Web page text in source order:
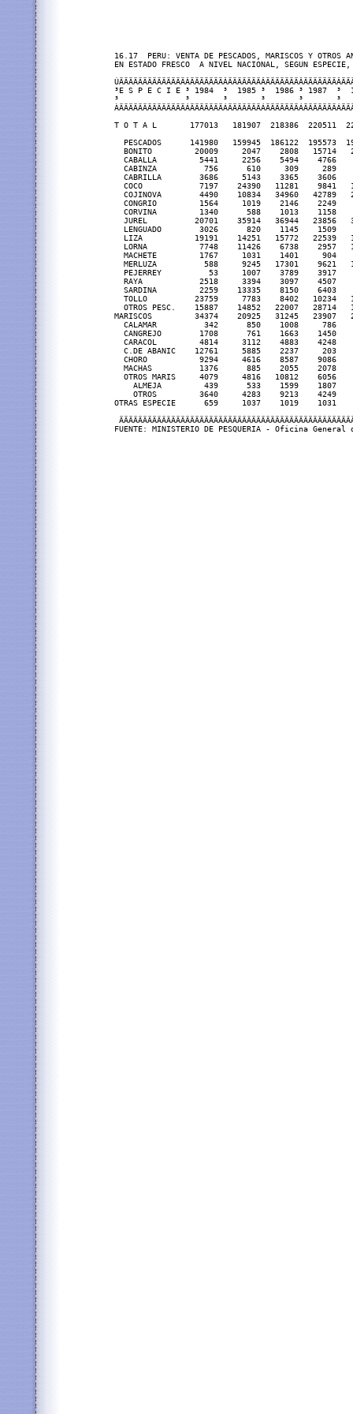
16.17  PERU: VENTA DE PESCADOS, MARISCOS Y OTROS
EN ESTADO FRESCO  A NIVEL NACIONAL, SEGUN
³E S P E C I E ³ 1984  ³  1985 ³  1986 ³ 1987  ³
³              ³       ³       ³       ³       ³
T O T A L       177013   181907  218386  220511
PESCADOS      141980   159945  186122  195573
BONITO         20009     2047    2808   15714
CABALLA         5441     2256    5494    4766
CABINZA          756      610     309     289
CABRILLA        3686     5143    3365    3606
COCO            7197    24390   11281    9841
COJINOVA        4490    10834   34960   42789
CONGRIO         1564     1019    2146    2249
CORVINA         1340      588    1013    1158
JUREL          20701    35914   36944   23856
LENGUADO        3026      820    1145    1509
LIZA           19191    14251   15772   22539
LORNA           7748    11426    6738    2957
MACHETE         1767     1031    1401     904
MERLUZA          588     9245   17301    9621
PEJERREY          53     1007    3789    3917
RAYA            2518     3394    3097    4507
SARDINA         2259    13335    8150    6403
TOLLO          23759     7783    8402   10234
OTROS PESC.    15887    14852   22007   28714
MARISCOS         34374    20925   31245   23907
CALAMAR          342      850    1008     786
CANGREJO        1708      761    1663    1450
CARACOL         4814     3112    4883    4248
C.DE ABANIC    12761     5885    2237     203
CHORO           9294     4616    8587    9086
MACHAS          1376      885    2055    2078
OTROS MARIS     4079     4816   10812    6056
ALMEJA         439      533    1599    1807
OTROS         3640     4283    9213    4249
OTRAS ESPECIE      659     1037    1019